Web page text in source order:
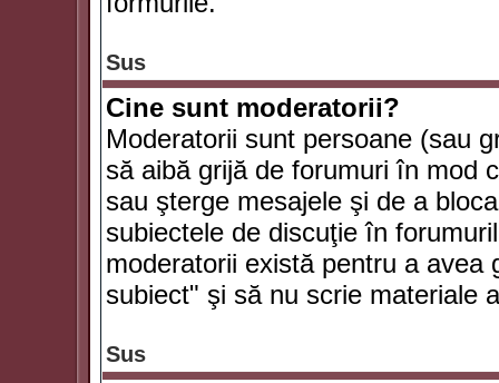
Sus
Cine sunt moderatorii?
Moderatorii sunt persoane (sau
să aibă grijă de forumuri în mod
sau şterge mesajele şi de a
subiectele de discuţie în
moderatorii există pentru a avea
subiect" şi să nu scrie materiale
Sus